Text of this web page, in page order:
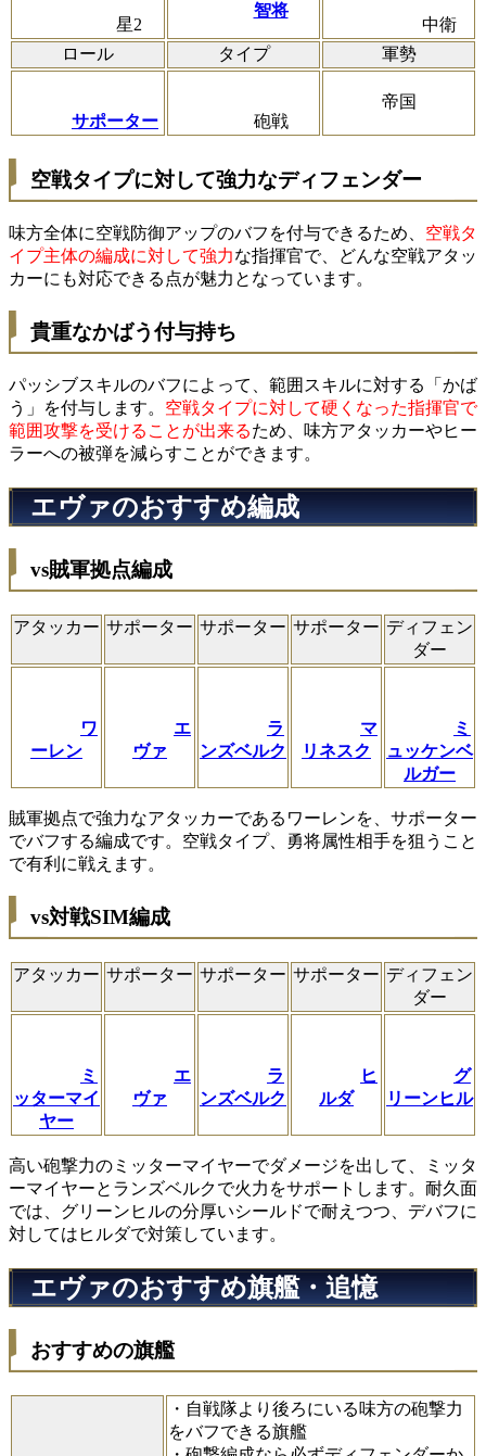
星2
智将
中衛
ロール
タイプ 軍勢
サポーター 砲戦
帝国
空戦タイプに対して強力なディフェンダー
味方全体に空戦防御アップのバフを付与できるため、 空戦タ
イプ主体の編成に対して強力な指揮官で、どんな空戦アタッ
カーにも対応できる点が魅力となっています。
貴重なかばう付与持ち
パッシブスキルのバフによって、範囲スキルに対する「かば
う」を付与します。 空戦タイプに対して硬くなった指揮官で
範囲攻撃を受けることが出来るため、味方アタッカーやヒー
ラーへの被弾を減らすことができます。
エヴァのおすすめ編成
vs賊軍拠点編成
アタッカー サポーター サポーター サポーター ディフェン
ダー
ワ
ーレン
エ
ヴァ
ラ
ンズベルク
マ
リネスク
ミ
ュッケンベ
ルガー
賊軍拠点で強力なアタッカーであるワーレンを、サポーター
でバフする編成です。空戦タイプ、勇将属性相手を狙うこと
で有利に戦えます。
vs対戦SIM編成
アタッカー サポーター サポーター サポーター ディフェン
ダー
ミ
ッターマイ
ヤー
エ
ヴァ
ラ
ンズベルク
ヒ
ルダ
グ
リーンヒル
高い砲撃力のミッターマイヤーでダメージを出して、ミッタ
ーマイヤーとランズベルクで火力をサポートします。耐久面
では、グリーンヒルの分厚いシールドで耐えつつ、デバフに
対してはヒルダで対策しています。
エヴァのおすすめ旗艦・追憶
おすすめの旗艦
・自戦隊より後ろにいる味方の砲撃力
をバフできる旗艦